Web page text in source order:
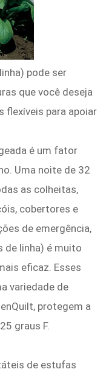
pode ser
que você deseja
flexíveis para apoiar
é um fator
Uma noite de 32
as colheitas,
cobertores e
de emergência,
de linha) é muito
eficaz. Esses
variedade de
protegem a
graus F.
de estufas